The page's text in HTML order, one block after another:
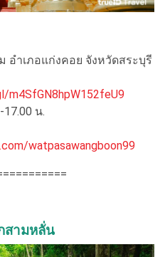
อำเภอแก่งคอย จังหวัดสระบุรี
m4SfGN8hpW152feU9
17.00 น.
watpasawangboon99
สามหลั่น